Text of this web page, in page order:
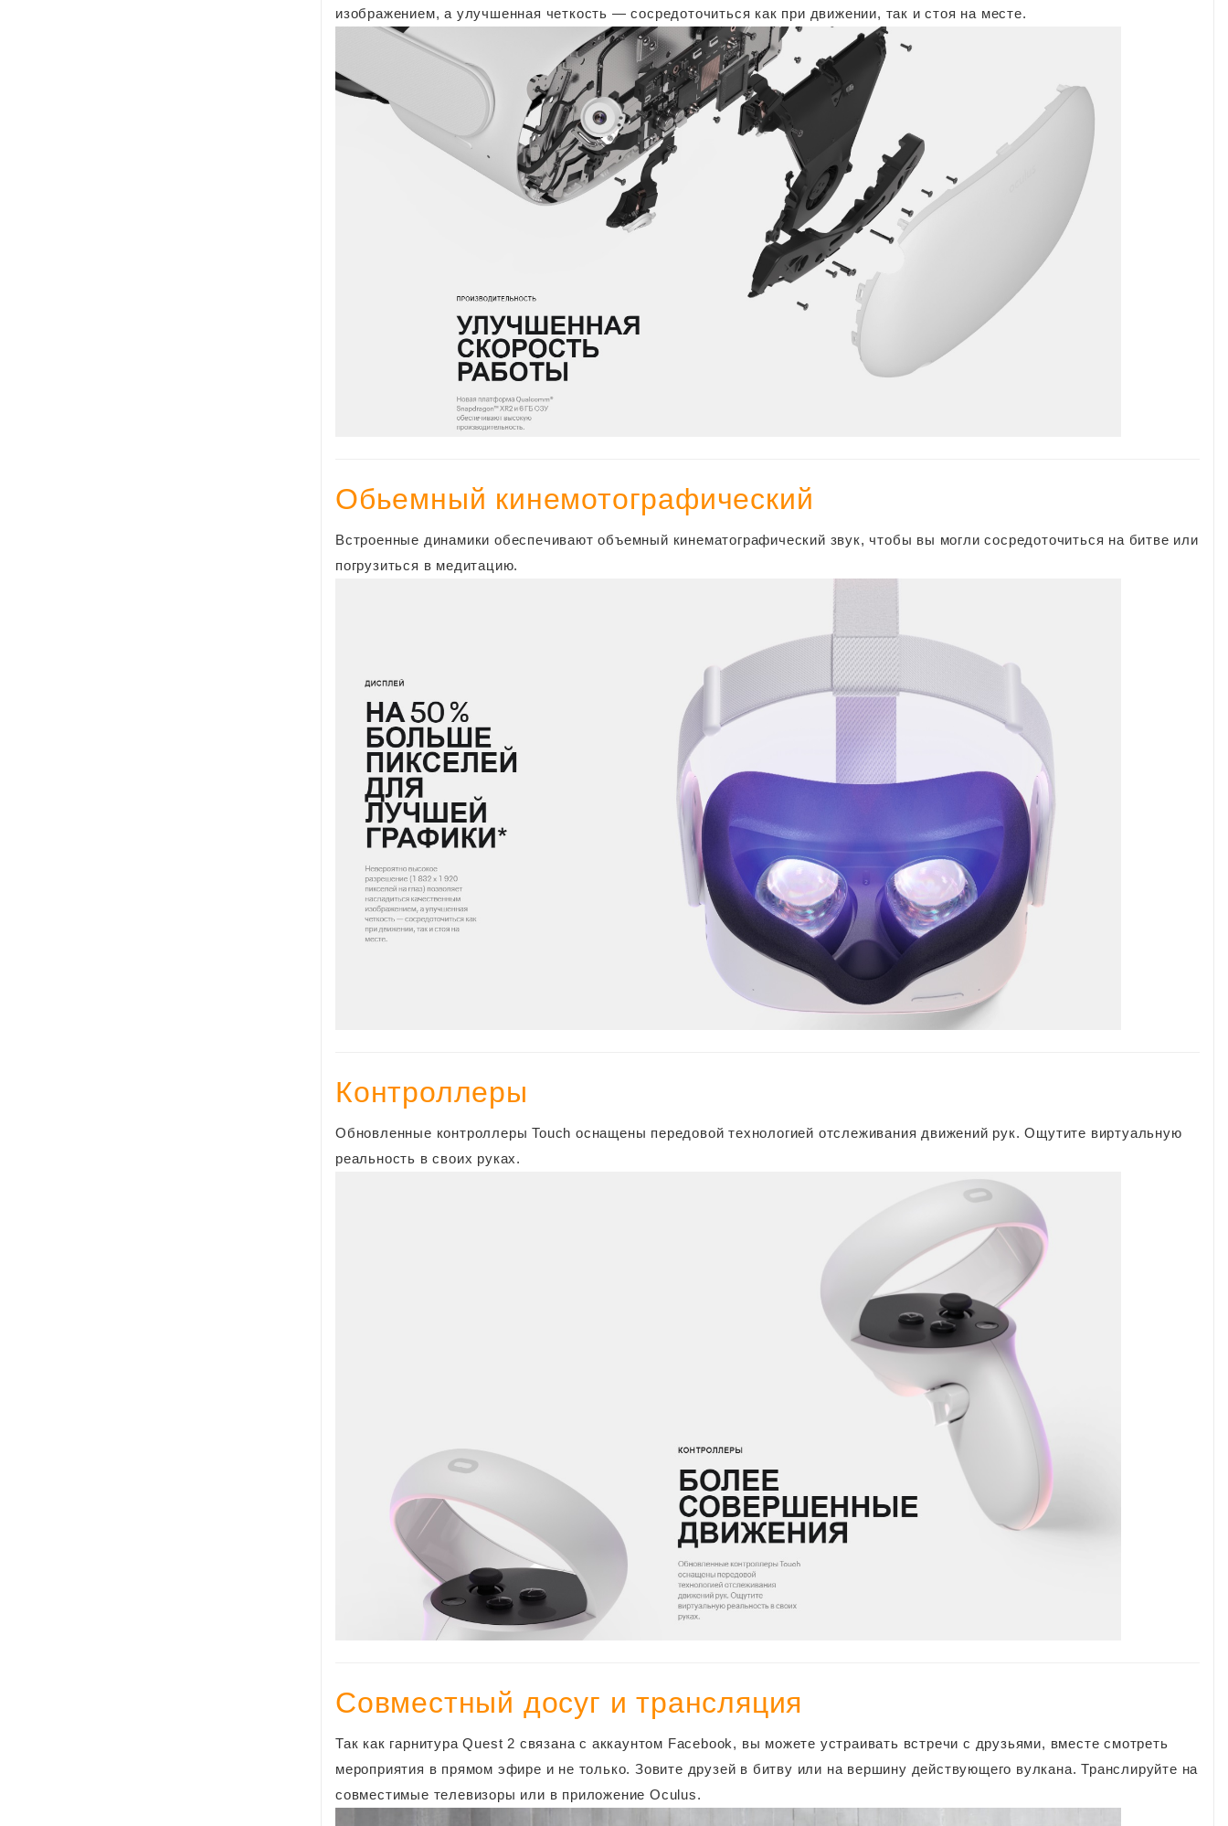
изображением, а улучшенная четкость — сосредоточиться как при движении, так и стоя на месте.
Обьемный кинемотографический
Встроенные динамики обеспечивают объемный кинематографический звук, чтобы вы могли сосредоточиться на битве или
погрузиться в медитацию.
Контроллеры
Обновленные контроллеры Touch оснащены передовой технологией отслеживания движений рук. Ощутите виртуальную
реальность в своих руках.
Совместный досуг и трансляция
Так как гарнитура Quest 2 связана с аккаунтом Facebook, вы можете устраивать встречи с друзьями, вместе смотреть
мероприятия в прямом эфире и не только. Зовите друзей в битву или на вершину действующего вулкана. Транслируйте на
совместимые телевизоры или в приложение Oculus.